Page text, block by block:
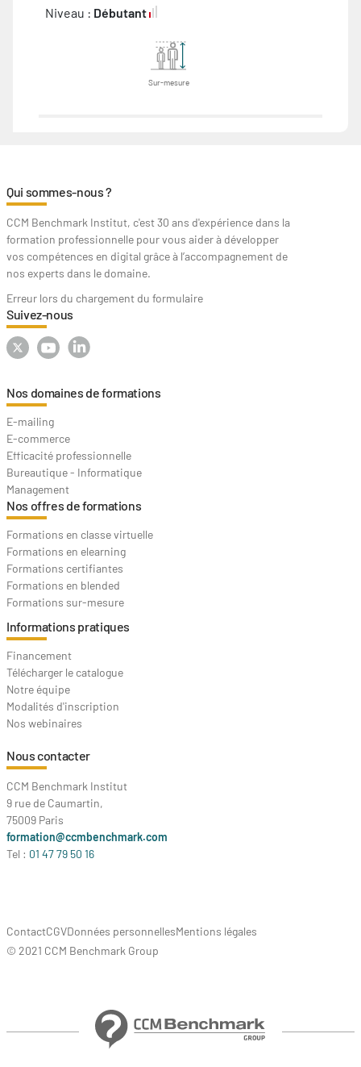
Niveau : Débutant
Sur-mesure
Qui sommes-nous ?
CCM Benchmark Institut, c'est 30 ans d'expérience dans la
formation professionnelle pour vous aider à développer
vos compétences en digital grâce à l’accompagnement de
nos experts dans le domaine.
Erreur lors du chargement du formulaire
Suivez-nous
Nos domaines de formations
E-mailing
E-commerce
Efficacité professionnelle
Bureautique - Informatique
Management
Nos offres de formations
Formations en classe virtuelle
Formations en elearning
Formations certifiantes
Formations en blended
Formations sur-mesure
Informations pratiques
Financement
Télécharger le catalogue
Notre équipe
Modalités d'inscription
Nos webinaires
Nous contacter
CCM Benchmark Institut
9 rue de Caumartin,
75009 Paris
formation@ccmbenchmark.com
Tel : 01 47 79 50 16
ContactCGVDonnées personnellesMentions légales
© 2021 CCM Benchmark Group